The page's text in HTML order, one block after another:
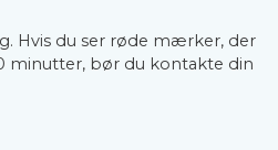
Hvis du ser røde mærker, der
minutter, bør du kontakte din